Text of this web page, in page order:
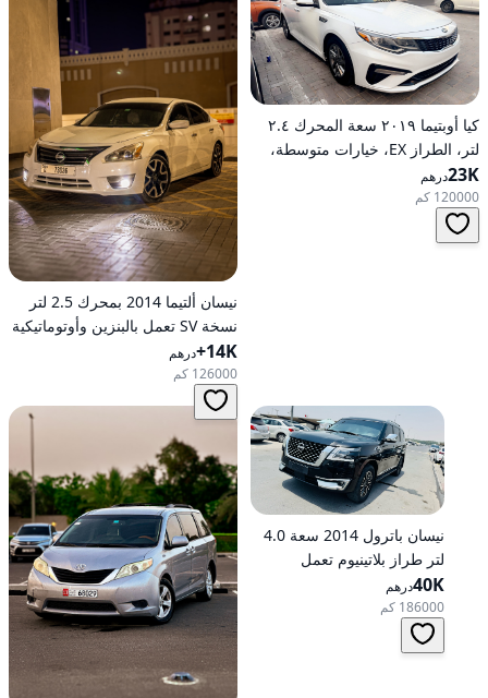
كيا أوبتيما ٢٠١٩ سعة المحرك ٢.٤
لتر، الطراز EX، خيارات متوسطة،
تعمل بالبنزين، أوتوماتيكية، دفع
أمامي
23Kدرهم
120000 كم
نيسان ألتيما 2014 بمحرك 2.5 لتر
نسخة SV تعمل بالبنزين وأوتوماتيكية
للدفع الأمامي
14K+ درهم
126000 كم
نيسان باترول 2014 سعة 4.0
لتر طراز بلاتينيوم تعمل
بالبنزين أوتوماتيكية بدفع كلي
40Kدرهم
186000 كم